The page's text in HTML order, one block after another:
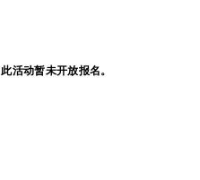
此活动暂未开放报名。